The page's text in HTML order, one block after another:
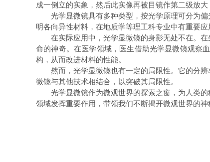
成一倒立的实象，然后此实像再被目镜作第二级放
光学显微镜具有多种类型，按光学原理可分为偏
明各向异性材料，在地质学等理工科专业中有重要
在实际应用中，光学显微镜的身影无处不在。在
命的神奇。在医学领域，医生借助光学显微镜观察
构，从而改进材料的性能。
然而，光学显微镜也有一定的局限性。它的分辨
微镜与其他技术相结合，以突破其局限性。
光学显微镜作为微观世界的探索之窗，为人类的
领域发挥重要作用，带领我们不断揭开微观世界的神